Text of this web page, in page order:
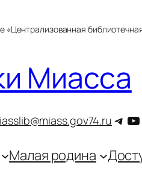
Миасса
Малая родина